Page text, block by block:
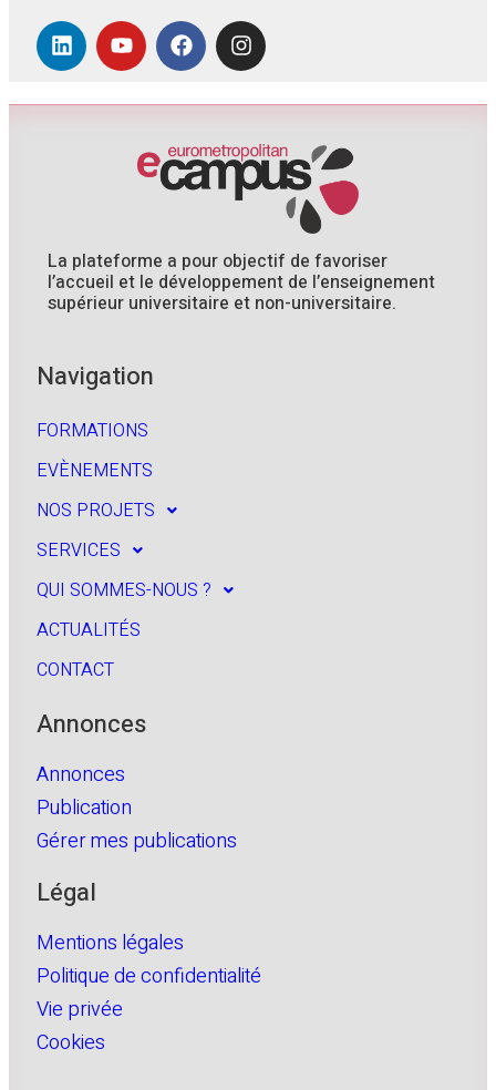
La plateforme a pour objectif de favoriser
l’accueil et le développement de l’enseignement
supérieur universitaire et non-universitaire.
Navigation
FORMATIONS
EVÈNEMENTS
NOS PROJETS
SERVICES
QUI SOMMES-NOUS ?
ACTUALITÉS
CONTACT
Annonces
Annonces
Publication
Gérer mes publications
Légal
Mentions légales
Politique de confidentialité
Vie privée
Cookies